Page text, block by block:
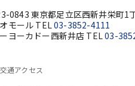
0843 東京都足立区西新井栄町1
モール TEL03-3852-4111
ヨーカドー西新井店 TEL03-
交通アクセス